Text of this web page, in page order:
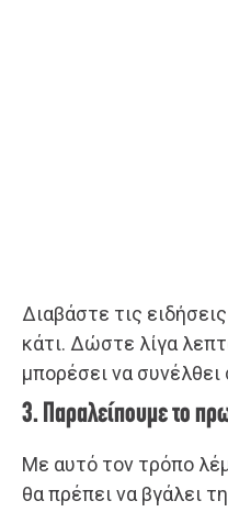
Διαβάστε τις
κάτι. Δώστε λίγα
μπορέσει να
3. Παραλείπουμε το
Με αυτό τον τρόπο
θα πρέπει να βγάλει